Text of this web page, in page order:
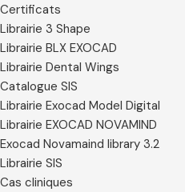
Certificats
Librairie 3 Shape
Librairie BLX EXOCAD
Librairie Dental Wings
Catalogue SIS
Librairie Exocad Model Digital
Librairie EXOCAD NOVAMIND
Exocad Novamaind library 3.2
Librairie SIS
Cas cliniques